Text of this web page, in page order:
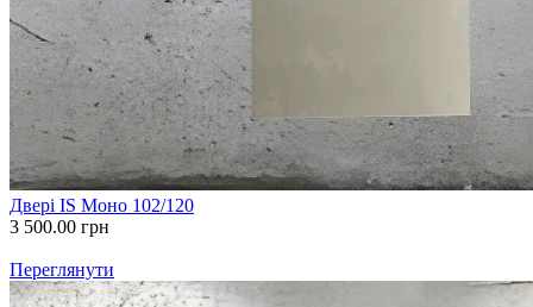
Двері IS Моно 102/120
3 500.00 грн
Переглянути